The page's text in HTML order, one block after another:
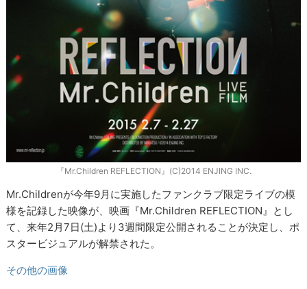
『Mr.Children REFLECTION』(C)2014 ENJING INC.
Mr.Childrenが今年9月に実施したファンクラブ限定ライブの模
様を記録した映像が、映画『Mr.Children REFLECTION』とし
て、来年2月7日(土)より3週間限定公開されることが決定し、ポ
スタービジュアルが解禁された。
その他の画像